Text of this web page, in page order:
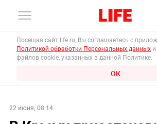
Посещая сайт life.ru, Вы соглашаетесь с
Политикой обработки Персональных данных
файлов cookie, указанных в данной Политике.
ОК
22 июня, 08:14